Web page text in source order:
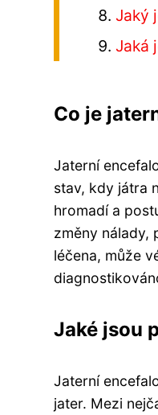
Jaký
Jaká
Co je
Jaterní
stav, kdy játra
hromadí a
změny nálady,
léčena, může
Jaké jsou
Jaterní
jater. Mezi